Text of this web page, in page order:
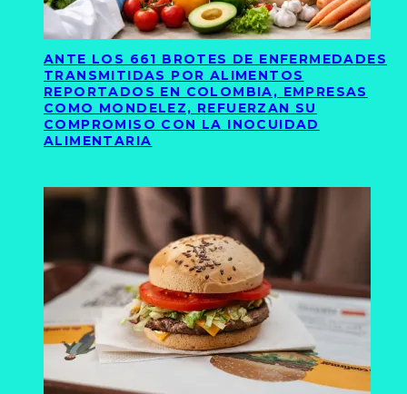
ANTE LOS 661 BROTES DE ENFERMEDADES
TRANSMITIDAS POR ALIMENTOS
REPORTADOS EN COLOMBIA, EMPRESAS
COMO MONDELEZ, REFUERZAN SU
COMPROMISO CON LA INOCUIDAD
ALIMENTARIA